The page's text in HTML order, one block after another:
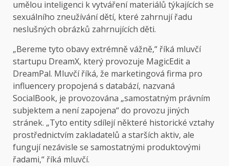
umělou inteligenci k vytváření materiálů týkajících se
sexuálního zneužívání dětí, které zahrnují řadu
neslušných obrázků zahrnujících děti.
„Bereme tyto obavy extrémně vážně,“ říká mluvčí
startupu DreamX, který provozuje MagicEdit a
DreamPal. Mluvčí říká, že marketingová firma pro
influencery propojená s databází, nazvaná
SocialBook, je provozována „samostatným právním
subjektem a není zapojena“ do provozu jiných
stránek. „Tyto entity sdílejí některé historické vztahy
prostřednictvím zakladatelů a starších aktiv, ale
fungují nezávisle se samostatnými produktovými
řadami,“ říká mluvčí.